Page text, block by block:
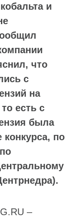
и
что
с
на
есть с
была
конкурса, по
–